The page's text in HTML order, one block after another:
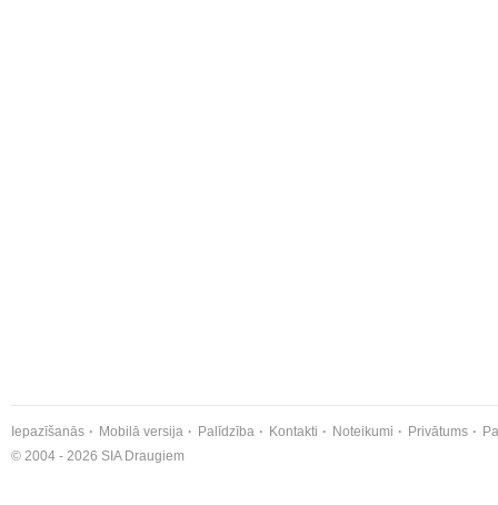
Iepazīšanās Mobilā versija Palīdzība Kontakti Noteikumi Privātums
© 2004 - 2026 SIA Draugiem